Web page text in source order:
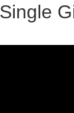
Single